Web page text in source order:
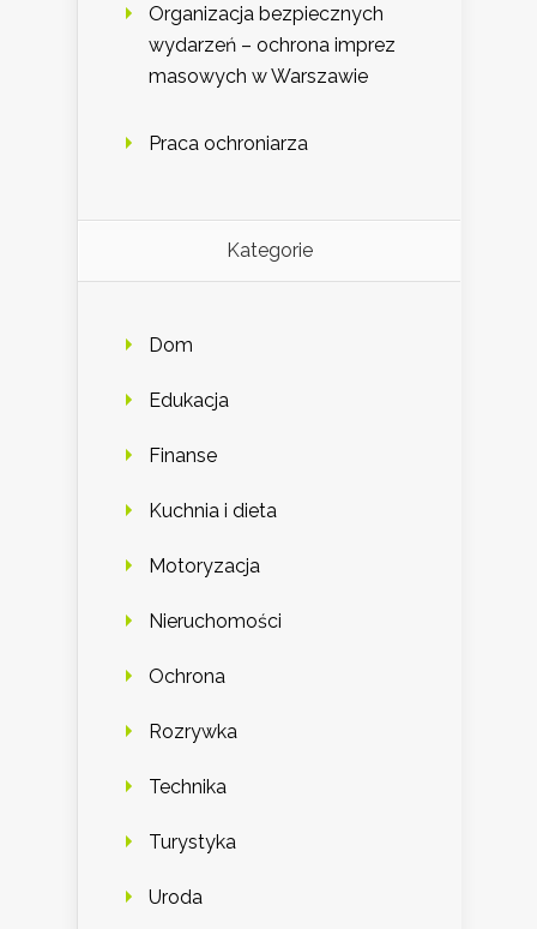
Organizacja bezpiecznych
wydarzeń – ochrona imprez
masowych w Warszawie
Praca ochroniarza
Kategorie
Dom
Edukacja
Finanse
Kuchnia i dieta
Motoryzacja
Nieruchomości
Ochrona
Rozrywka
Technika
Turystyka
Uroda